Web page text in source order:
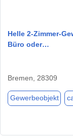
Helle 2-Zimmer-
Büro oder…
Bremen, 28309
Gewerbeobjekt